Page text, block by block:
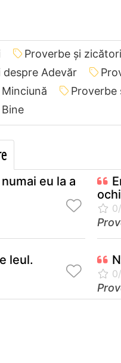
Proverbe și
despre Adevăr
Proverbe
eu la a
leul.